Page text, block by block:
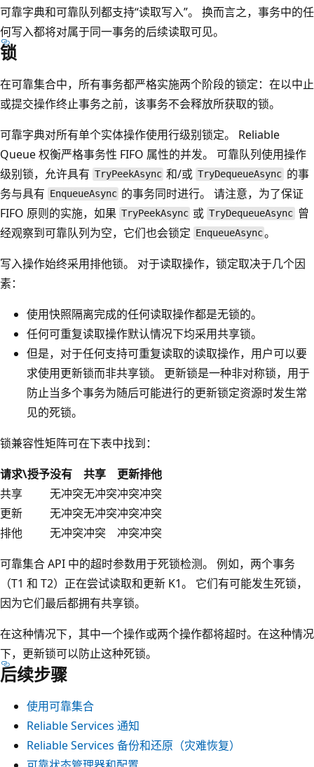
可靠字典和可靠队列都支持“读取写入”。 换而言之，事务中的任
何写入都将对属于同一事务的后续读取可见。
锁
在可靠集合中，所有事务都严格实施两个阶段的锁定：在以中止
或提交操作终止事务之前，该事务不会释放所获取的锁。
可靠字典对所有单个实体操作使用行级别锁定。 Reliable
Queue 权衡严格事务性 FIFO 属性的并发。 可靠队列使用操作
级别锁，允许具有 TryPeekAsync 和/或 TryDequeueAsync 的事
务与具有 EnqueueAsync 的事务同时进行。 请注意，为了保证
FIFO 原则的实施，如果 TryPeekAsync 或 TryDequeueAsync 曾
经观察到可靠队列为空，它们也会锁定 EnqueueAsync。
写入操作始终采用排他锁。 对于读取操作，锁定取决于几个因
素：
使用快照隔离完成的任何读取操作都是无锁的。
任何可重复读取操作默认情况下均采用共享锁。
但是，对于任何支持可重复读取的读取操作，用户可以要
求使用更新锁而非共享锁。 更新锁是一种非对称锁，用于
防止当多个事务为随后可能进行的更新锁定资源时发生常
见的死锁。
锁兼容性矩阵可在下表中找到：
请求\授予没有 共享 更新排他
共享
无冲突无冲突冲突冲突
更新
无冲突无冲突冲突冲突
排他
无冲突冲突 冲突冲突
可靠集合 API 中的超时参数用于死锁检测。 例如，两个事务
（T1 和 T2）正在尝试读取和更新 K1。 它们有可能发生死锁，
因为它们最后都拥有共享锁。
在这种情况下，其中一个操作或两个操作都将超时。在这种情况
下，更新锁可以防止这种死锁。
后续步骤
使用可靠集合
Reliable Services 通知
Reliable Services 备份和还原（灾难恢复）